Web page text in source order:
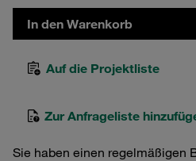
In den Warenkorb
Auf die Projektliste
Zur Anfrageliste
Sie haben einen regelmäßigen